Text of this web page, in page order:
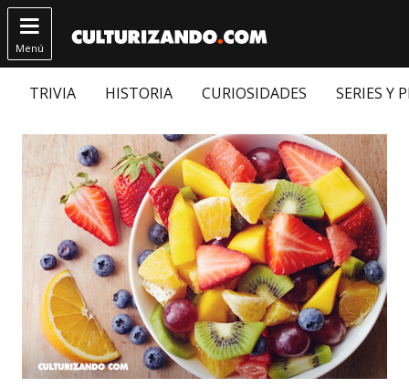

Menú
TRIVIA HISTORIA CURIOSIDADES SERIES Y